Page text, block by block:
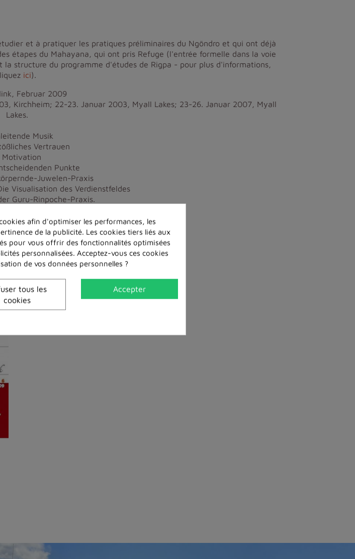
et à pratiquer les pratiques préliminaires du Ngöndro et qui ont déjà
étapes du Mahayana, qui ont pris Refuge (l'entrée formelle dans la voie
structure du programme d'études de Rigpa - pour plus d'informations,
ici).
Februar 2009
Kirchheim; 22-23. Januar 2003, Myall Lakes; 23-26. Januar 2007, Myall
Lakes.
Musik
Vertrauen
Motivation
Punkte
Juwelen-Praxis
Visualisation des Verdienstfeldes
Guru-Rinpoche-Praxis.
catégorie
afin d'optimiser les performances, les
de la publicité. Les cookies tiers liés aux
pour vous offrir des fonctionnalités optimisées
personnalisées. Acceptez-vous ces cookies
de vos données personnelles ?
Accepter
tous les
cookies